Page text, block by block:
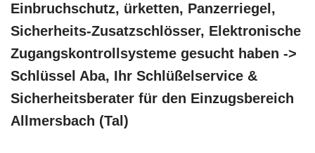
Einbruchschutz, ürketten, Panzerriegel,
Sicherheits-Zusatzschlösser, Elektronische
Zugangskontrollsysteme gesucht haben ->
Schlüssel Aba, Ihr Schlüßelservice &
Sicherheitsberater für den Einzugsbereich
Allmersbach (Tal)